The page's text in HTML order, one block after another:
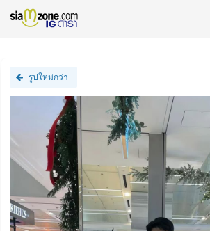
รูปใหม่กว่า